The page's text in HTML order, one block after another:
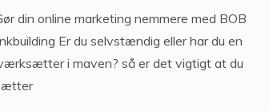
din online marketing nemmere med BOB
Er du selvstændig eller har du en
i maven? så er det vigtigt at du